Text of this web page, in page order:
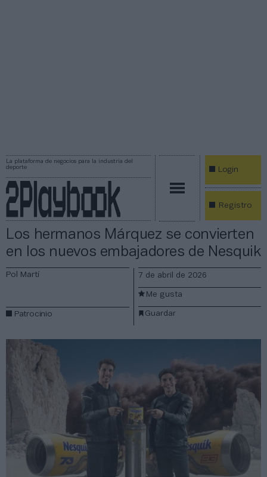
La plataforma de negocios para la industria del
deporte
Login
Registro
Los hermanos Márquez se convierten
en los nuevos embajadores de Nesquik
Pol Martí
Patrocinio
7 de abril de 2026
Guardar
Me gusta